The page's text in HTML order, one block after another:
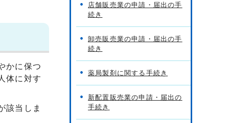
かに保つ
体に対す
該当しま
店舗販売業の申請・届出の手
続き
卸売販売業の申請・届出の手
続き
薬局製剤に関する手続き
新配置販売業の申請・届出の
手続き